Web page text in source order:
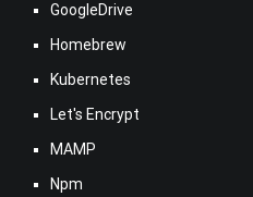
GoogleDrive
Homebrew
Kubernetes
Let's Encrypt
MAMP
Npm